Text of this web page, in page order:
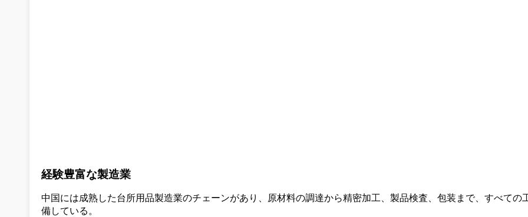
経験豊富な製造業
中国には成熟した台所用品製造業のチェーンがあり、原材料の調達から精密加工、製品検査、包装まで、すべての
備している。